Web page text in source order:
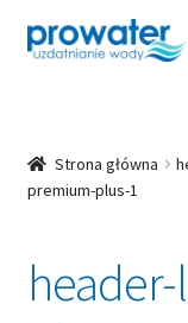
Przejdź
do
Przejdź
do
Producenci
Blog
Strona główna
premium-plus-1